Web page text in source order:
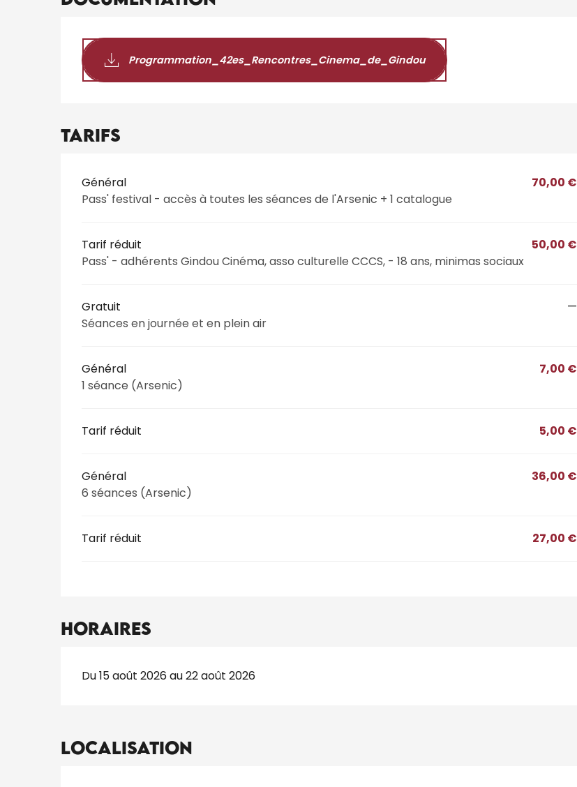
Programmation_42es_Rencontres_Cinema_de_Gindou
Tarifs
Tarifs 2026
Général
Pass' festival - accès à toutes les séances de l'Arsenic + 1 catalogue
70,00 €
Tarif réduit
Pass' - adhérents Gindou Cinéma, asso culturelle CCCS, - 18 ans, minimas sociaux
50,00 €
Gratuit
Séances en journée et en plein air
—
Général
1 séance (Arsenic)
7,00 €
Tarif réduit 5,00 €
Général
6 séances (Arsenic)
36,00 €
Tarif réduit 27,00 €
Horaires
Du 15 août 2026 au 22 août 2026
Localisation